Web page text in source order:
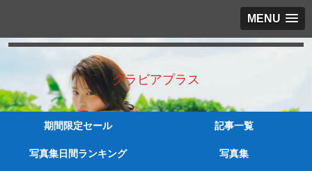
MENU
グラビアプラス
期間限定セール 記事一覧
写真集日間ランキング 写真集